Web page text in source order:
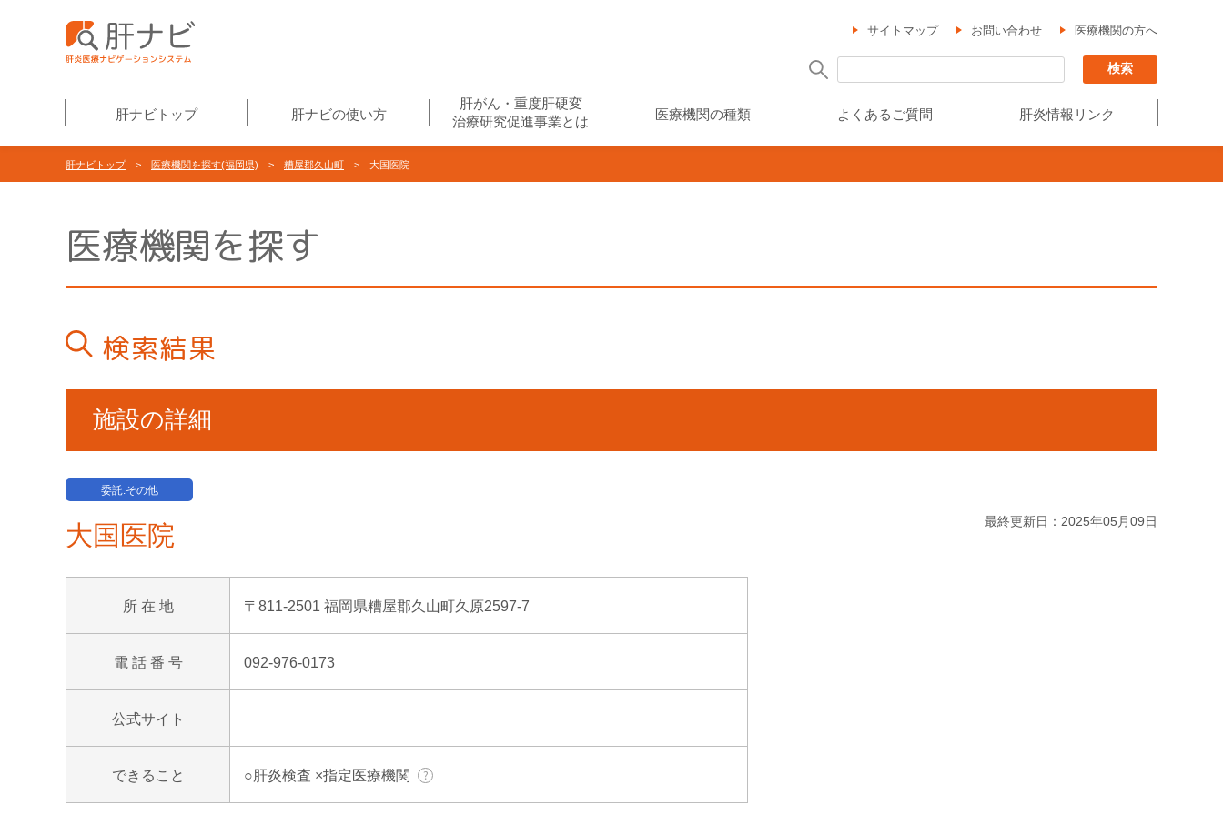
サイトマップ お問い合わせ 医療機関の方へ
肝ナビトップ 肝ナビの使い方
肝がん・重度肝硬変
治療研究促進事業とは
医療機関の種類 よくあるご質問 肝炎情報リンク
肝ナビトップ> 医療機関を探す(福岡県) > 糟屋郡久山町 > 大国医院
医療機関を探す
検索結果
施設の詳細
委託:その他
大国医院
所 在 地 〒811-2501 福岡県糟屋郡久山町久原2597-7
電 話 番 号 092-976-0173
公式サイト
できること ○肝炎検査 ×指定医療機関
最終更新日：2025年05月09日